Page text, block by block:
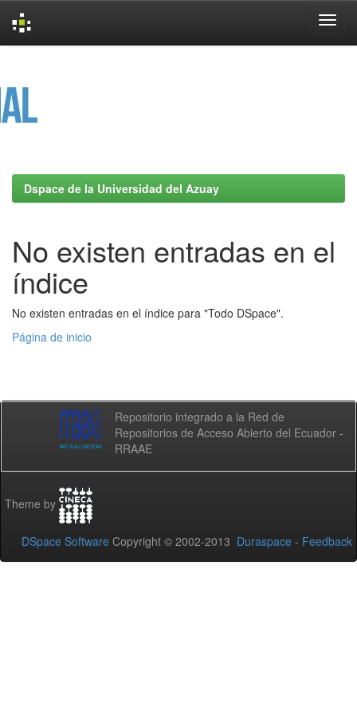
Dspace de la Universidad del Azuay
No existen entradas en el
índice
No existen entradas en el índice para "Todo DSpace".
Página de inicio
Repositorio integrado a la Red de
Repositorios de Acceso Abierto del Ecuador -
RRAAE
Theme by
DSpace Software Copyright © 2002-2013 Duraspace - Feedback